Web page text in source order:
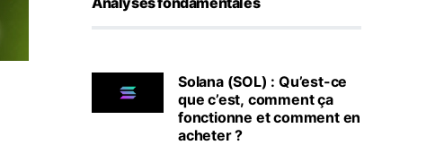
Solana (SOL) : Qu’est-ce
que c’est, comment ça
fonctionne et comment en
acheter ?